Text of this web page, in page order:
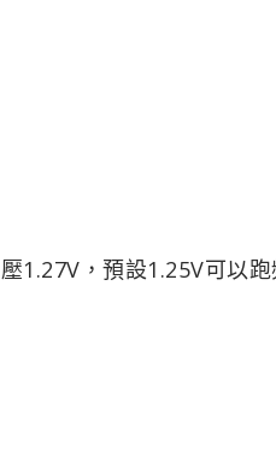
1.27V，預設1.25V可以